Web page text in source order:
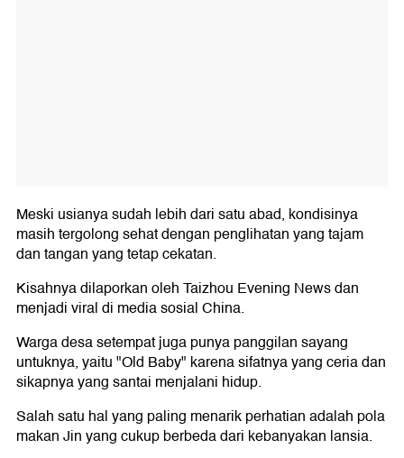
Meski usianya sudah lebih dari satu abad, kondisinya
masih tergolong sehat dengan penglihatan yang tajam
dan tangan yang tetap cekatan.
Kisahnya dilaporkan oleh Taizhou Evening News dan
menjadi viral di media sosial China.
Warga desa setempat juga punya panggilan sayang
untuknya, yaitu "Old Baby" karena sifatnya yang ceria dan
sikapnya yang santai menjalani hidup.
Salah satu hal yang paling menarik perhatian adalah pola
makan Jin yang cukup berbeda dari kebanyakan lansia.